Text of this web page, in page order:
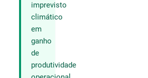
imprevisto
climático
em
ganho
de
produtividade